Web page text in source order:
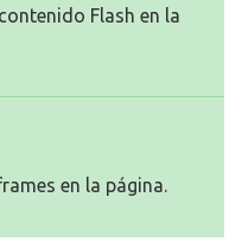
Flash en la
en la página.